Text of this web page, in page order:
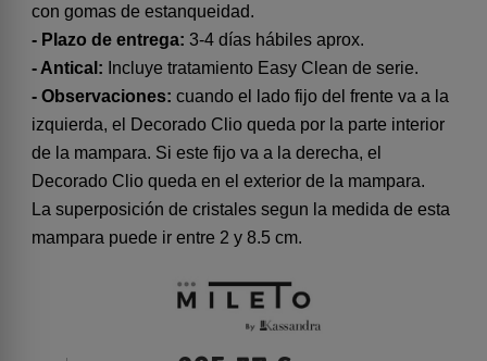
con gomas de estanqueidad.
- Plazo de entrega: 3-4 días hábiles aprox.
- Antical: Incluye tratamiento Easy Clean de serie.
- Observaciones: cuando el lado fijo del frente va a la
izquierda, el Decorado Clio queda por la parte interior
de la mampara. Si este fijo va a la derecha, el
Decorado Clio queda en el exterior de la mampara.
La superposición de cristales segun la medida de esta
mampara puede ir entre 2 y 8.5 cm.